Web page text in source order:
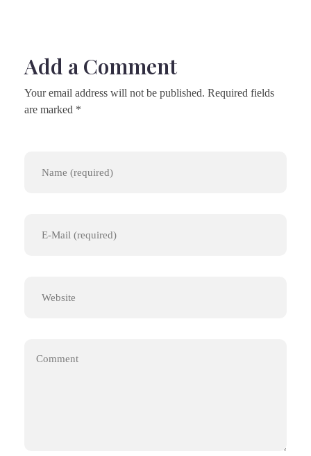
Add a Comment
Your email address will not be published. Required fields
are marked *